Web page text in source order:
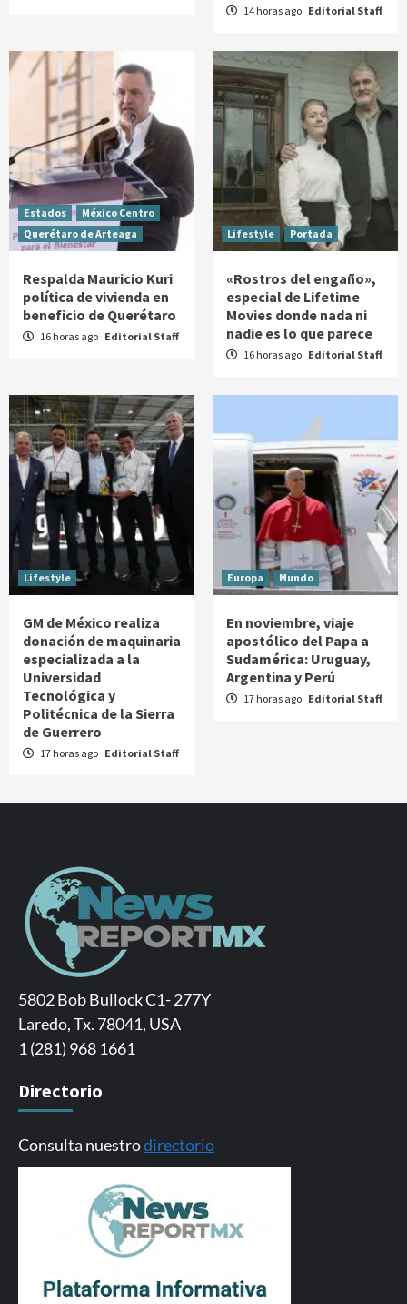
14 horas ago Editorial Staff
Estados
México Centro
Querétaro de Arteaga
Respalda Mauricio Kuri
política de vivienda en
beneficio de Querétaro
16 horas ago Editorial Staff
Lifestyle Portada
«Rostros del engaño»,
especial de Lifetime
Movies donde nada ni
nadie es lo que parece
16 horas ago Editorial Staff
Lifestyle
GM de México realiza
donación de maquinaria
especializada a la
Universidad
Tecnológica y
Politécnica de la Sierra
de Guerrero
17 horas ago Editorial Staff
Europa Mundo
En noviembre, viaje
apostólico del Papa a
Sudamérica: Uruguay,
Argentina y Perú
17 horas ago Editorial Staff
5802 Bob Bullock C1- 277Y
Laredo, Tx. 78041, USA
1 (281) 968 1661
Directorio
Consulta nuestrodirectorio